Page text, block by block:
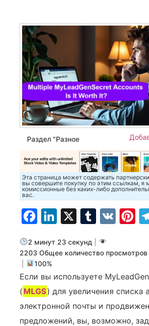
Раздел "Разное
Эта страница может содержать
вы совершите покупку по этим ссылкам, я
комиссионные без каких-либо
вас.
Facebook
LinkedIn
X Tumblr
VK
2 минут 23 секунд
2203 Общее количество просмотров
100%
Если вы используете
( MLGS) для увеличения списка
электронной почты и
предложений, вы, возможно,